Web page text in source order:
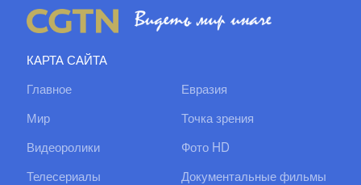
КАРТА САЙТА
Главное
Евразия
Мир
Точка зрения
Видеоролики
Фото HD
Телесериалы
Документальные фильмы